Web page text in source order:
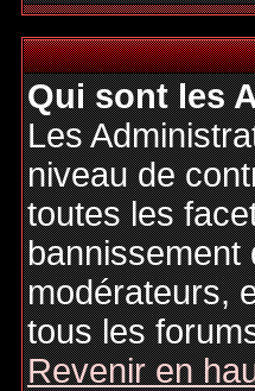
Qui sont les
Les
niveau de
toutes les
bannissement
modérateurs,
tous les
Revenir en